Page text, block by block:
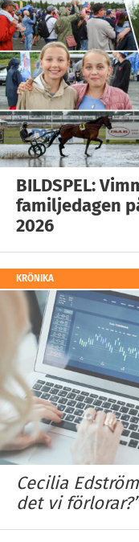
BILDSPEL:
familjedagen
2026
KRÖNIKA
Cecilia
det vi förlorar?”